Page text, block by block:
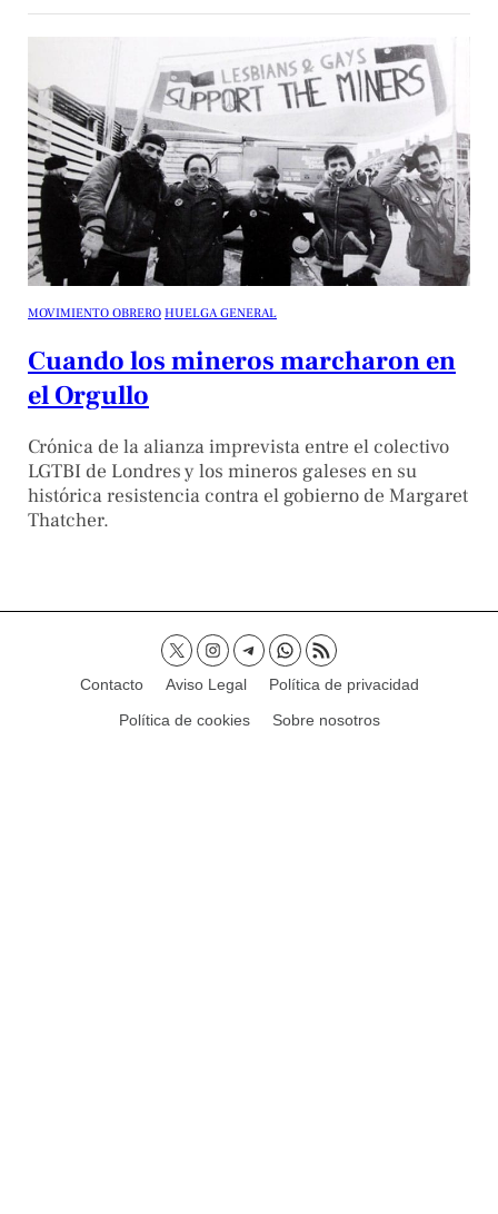
MOVIMIENTO OBRERO HUELGA GENERAL
Cuando los mineros marcharon en
el Orgullo
Crónica de la alianza imprevista entre el colectivo
LGTBI de Londres y los mineros galeses en su
histórica resistencia contra el gobierno de Margaret
Thatcher.
Contacto Aviso Legal
Política de privacidad
Política de cookies
Sobre nosotros